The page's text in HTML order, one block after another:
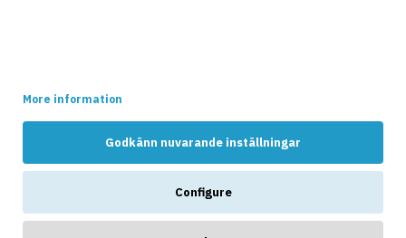
More information
Godkänn nuvarande inställningar
Configure
NYHETER